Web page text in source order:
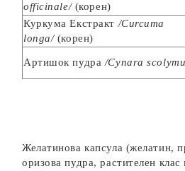
officinale/(корен)
Куркума Екстракт /Curcuma
longa/ (корен)
Артишок пудра /Cynara
Желатинова капсула (желатин,
оризова пудра, растителен клас